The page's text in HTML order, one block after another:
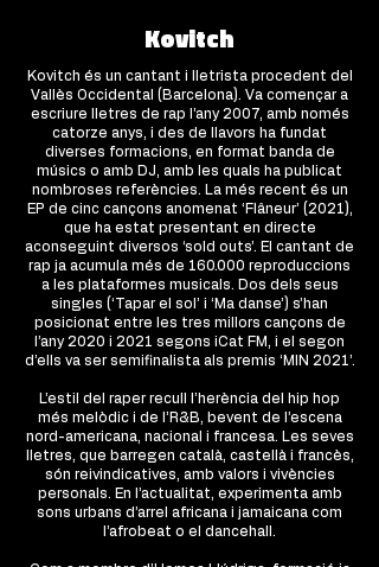
Kovitch
Kovitch és un cantant i lletrista procedent del
Vallès Occidental (Barcelona). Va començar a
escriure lletres de rap l’any 2007, amb només
catorze anys, i des de llavors ha fundat
diverses formacions, en format banda de
músics o amb DJ, amb les quals ha publicat
nombroses referències. La més recent és un
EP de cinc cançons anomenat ‘Flâneur’ (2021),
que ha estat presentant en directe
aconseguint diversos ‘sold outs’. El cantant de
rap ja acumula més de 160.000 reproduccions
a les plataformes musicals. Dos dels seus
singles (‘Tapar el sol’ i ‘Ma danse’) s’han
posicionat entre les tres millors cançons de
l’any 2020 i 2021 segons iCat FM, i el segon
d’ells va ser semifinalista als premis ‘MIN 2021’.
L’estil del raper recull l’herència del hip hop
més melòdic i de l’R&B, bevent de l’escena
nord-americana, nacional i francesa. Les seves
lletres, que barregen català, castellà i francès,
són reivindicatives, amb valors i vivències
personals. En l’actualitat, experimenta amb
sons urbans d’arrel africana i jamaicana com
l’afrobeat o el dancehall.